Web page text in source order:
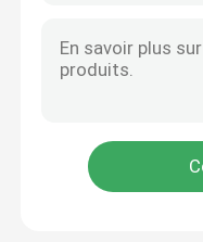
BOPP a stratifié
Sacs de soupapes